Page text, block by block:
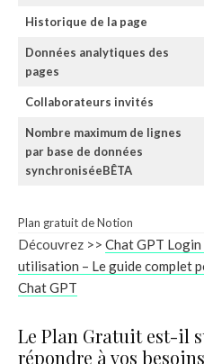
Historique de la page
Données analytiques des
pages
Collaborateurs invités
Nombre maximum de lignes
par base de données
synchroniséeBÊTA
Plan gratuit de Notion
Découvrez >> Chat GPT
utilisation – Le guide complet
Chat GPT
Le Plan Gratuit est-il
répondre à vos